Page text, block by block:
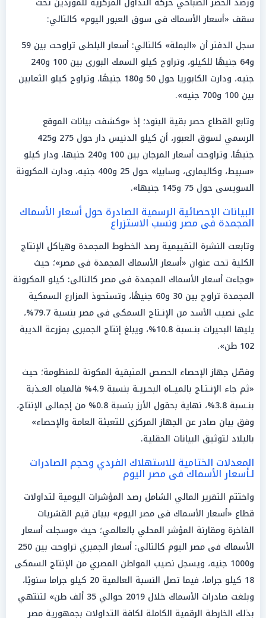
سقف «أسعار الأسماك فى سوق العبور اليوم» كالتالي:
سجل الدفتر أن «البملة» كالتالي: أسعار البلطى تراوحت بين 59
و64 جنيهًا للكيلو، وتراوح كيلو السمك البورى بين 100 و240
جنيه، ودارت الكابوريا حول 50 و180 جنيهًا، وتراوح كيلو الثعابين
بين 100 و700 جنيه».
وتابع القطاع حصر بقية البنود؛ إذ «وكشفت بيانات الموقع
الرسمي لسوق العبور، أن كيلو الدنيس دار حول 275 و425
جنيهًا، وتراوحت أسعار المرجان بين 100 و240 جنيها، ودار كيلو
«سبيط، وكاليمارى، وسابيا» حول 25 و400 جنيه، ودارت المكرونة
السويسى حول 75 و145 جنيها».
البيانات الإحصائية الرسمية الصادرة حول أسعار الأسماك
المجمدة فى مصر ونسب الاستزراع
وتابعت النشرة التقييمية رصد الخطوط المجمدة وهياكل الإنتاج
الكلية تحت عنوان «أسعار الأسماك المجمدة فى مصر»؛ حيث
«وجاءت أسعار الأسماك المجمدة فى مصر كالتالى: كيلو المكرونة
المجمدة تراوح بين 30 و60 جنيهًا، وتستحوذ المزارع السمكية
على نصيب الأسد من الإنـتاج السمكى فى مصر بنسبة 79.7%،
يليها البحيرات بنـسبة 10.8%، ويبلغ إنتاج الجمبرى بمزرعة الديبة
102 طن».
وفصّل جهاز الإحصاء الحصص المتبقية المكونة للمنظومة؛ حيث
«ثم جاء الإنـتـاج بالميــاه البحـريـة بنسبة 4.9% فالمياه العـذبة
بنـسبة 3.8%، نهاية بحقول الأرز بنسبة 0.8% من إجمالى الإنتاج،
وفق بيان صادر عن الجهاز المركزى للتعبئة العامة والإحصاء»
بالبلاد لتوثيق البيانات الحقلية.
المعدلات الختامية للاستهلاك الفردي وحجم الصادرات
لـأسعار الأسماك فى مصر اليوم
واختتم التقرير المالي الشامل رصد المؤشرات اليومية لتداولات
قطاع «أسعار الأسماك فى مصر اليوم» ببيان قيم القشريات
الفاخرة ومقارنة المؤشر المحلي بالعالمي؛ حيث «وسجلت أسعار
الأسماك فى مصر اليوم كالتالى: أسعار الجمبري تراوحت بين 250
و1000 جنيه، ويسجل نصيب المواطن المصري من الإنتاج السمكى
18 كيلو جراما، فيما تصل النسبة العالمية 20 كيلو جراما سنويًا،
وبلغت صادرات الأسماك خلال 2019 حوالي 35 ألف طن» لتنتهي
بذلك الخارطة الرقمية الكاملة لكافة التداولات بجمهورية مصر